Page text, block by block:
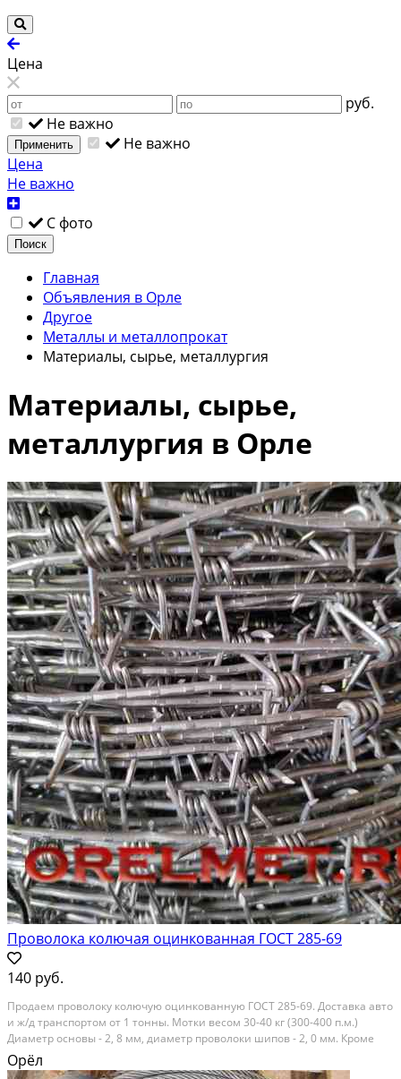
Цена
руб.
Не важно
Применить
Не важно
Цена
Не важно
С фото
Поиск
Главная
Объявления в Орле
Другое
Металлы и металлопрокат
Материалы, сырье, металлургия
Материалы, сырье,
металлургия в Орле
Проволока колючая оцинкованная ГОСТ 285-69
140 руб.
Продаем проволоку колючую оцинкованную ГОСТ 285-69. Доставка авто
и ж/д транспортом от 1 тонны. Мотки весом 30-40 кг (300-400 п.м.)
Диаметр основы - 2, 8 мм, диаметр проволоки шипов - 2, 0 мм. Кроме
того, поставляем проволоку ОК ГОСТ 3282-74, сетку сварную, тканую,
рабицу, тросы стальные,...
Орёл